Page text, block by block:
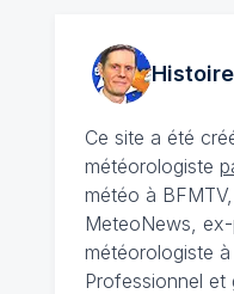
Ce site a été
météorologiste
météo à
MeteoNews,
météorologiste
Professionnel et